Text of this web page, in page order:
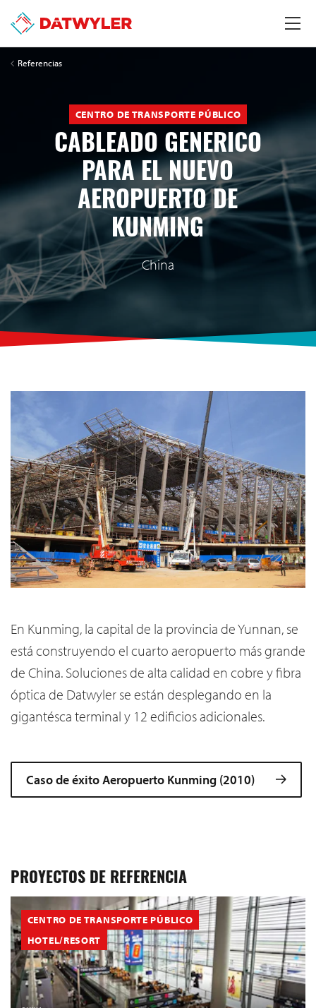
Referencias
CENTRO DE TRANSPORTE PÚBLICO
CABLEADO GENERICO
PARA EL NUEVO
AEROPUERTO DE
KUNMING
China
En Kunming, la capital de la provincia de Yunnan, se
está construyendo el cuarto aeropuerto más grande
de China. Soluciones de alta calidad en cobre y fibra
óptica de Datwyler se están desplegando en la
gigantésca terminal y 12 edificios adicionales.
Caso de éxito Aeropuerto Kunming (2010)
PROYECTOS DE REFERENCIA
CENTRO DE TRANSPORTE PÚBLICO
HOTEL/RESORT